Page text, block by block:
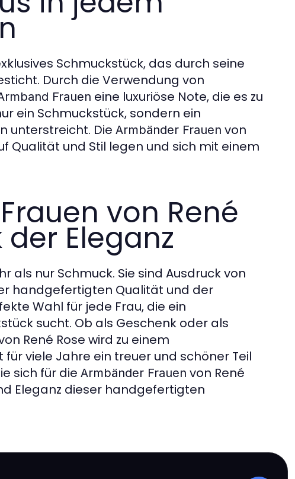
Schmuckstück, das durch seine
Durch die Verwendung von
Frauen eine luxuriöse Note, die es zu
ein Schmuckstück, sondern ein
unterstreicht. Die Armbänder Frauen von
Qualität und Stil legen und sich mit einem
von René
der Eleganz
als nur Schmuck. Sie sind Ausdruck von
handgefertigten Qualität und der
Wahl für jede Frau, die ein
sucht. Ob als Geschenk oder als
René Rose wird zu einem
viele Jahre ein treuer und schöner Teil
sich für die Armbänder Frauen von René
Eleganz dieser handgefertigten